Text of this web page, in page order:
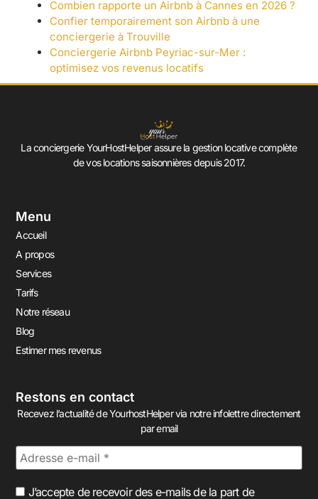
Combien rapporte un Airbnb à Cannes en 2026 ?
Confier temporairement son Airbnb à une
conciergerie à Trouville
Conciergerie Airbnb Peyriac-sur-Mer :
optimisez vos revenus locatifs
La conciergerie YourHostHelper assure la gestion locative complète
de vos locations saisonnières depuis 2017.
Menu
Accueil
A propos
Services
Tarifs
Notre réseau
Blog
Estimer mes revenus
Restons en contact
Recevez l’actualité de YourhostHelper via notre infolettre directement
par email
J’accepte de recevoir des e-mails de la part de